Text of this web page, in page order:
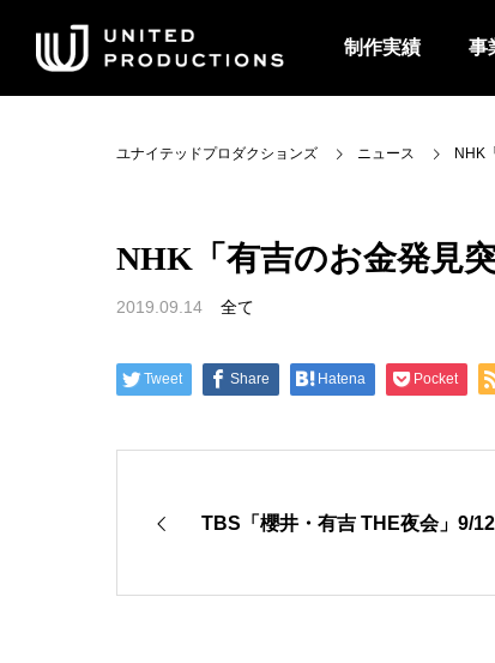
制作実績 事
ユナイテッドプロダクションズ ニュース NHK
NHK「有吉のお金発見
2019.09.14 全て
Tweet Share Hatena Pocket
TBS「櫻井・有吉 THE夜会」9/